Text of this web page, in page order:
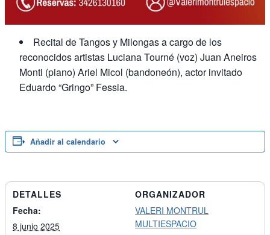
Recital de Tangos y Milongas a cargo de los
reconocidos artistas Luciana Tourné (voz) Juan Aneiros
Monti (piano) Ariel Micol (bandoneón), actor invitado
Eduardo “Gringo” Fessia.
Añadir al calendario
DETALLES
Fecha:
8 junio 2025
ORGANIZADOR
VALERI MONTRUL
MULTIESPACIO